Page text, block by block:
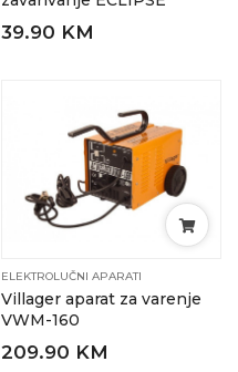
39.90 KM
ELEKTROLUČNI APARATI
Villager aparat za varenje
VWM-160
209.90 KM